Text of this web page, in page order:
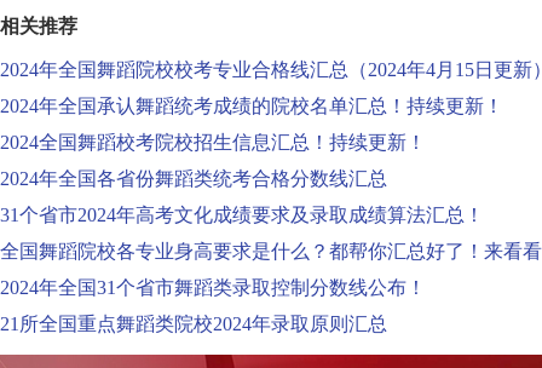
相关推荐
2024年全国舞蹈院校校考专业合格线汇总（2024年4月15日更新
2024年全国承认舞蹈统考成绩的院校名单汇总！持续更新！
2024全国舞蹈校考院校招生信息汇总！持续更新！
2024年全国各省份舞蹈类统考合格分数线汇总
31个省市2024年高考文化成绩要求及录取成绩算法汇总！
全国舞蹈院校各专业身高要求是什么？都帮你汇总好了！来看
2024年全国31个省市舞蹈类录取控制分数线公布！
21所全国重点舞蹈类院校2024年录取原则汇总